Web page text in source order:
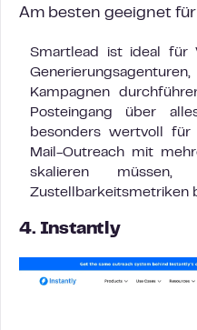
Am besten geeignet für
Smartlead ist ideal für
Kampagnen
Posteingang über
besonders wertvoll für
Mail-Outreach mit
skalieren
Zustellbarkeitsmetriken
4. Instantly